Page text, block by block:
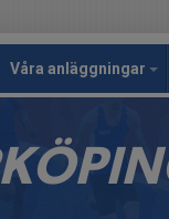
Våra anläggningar